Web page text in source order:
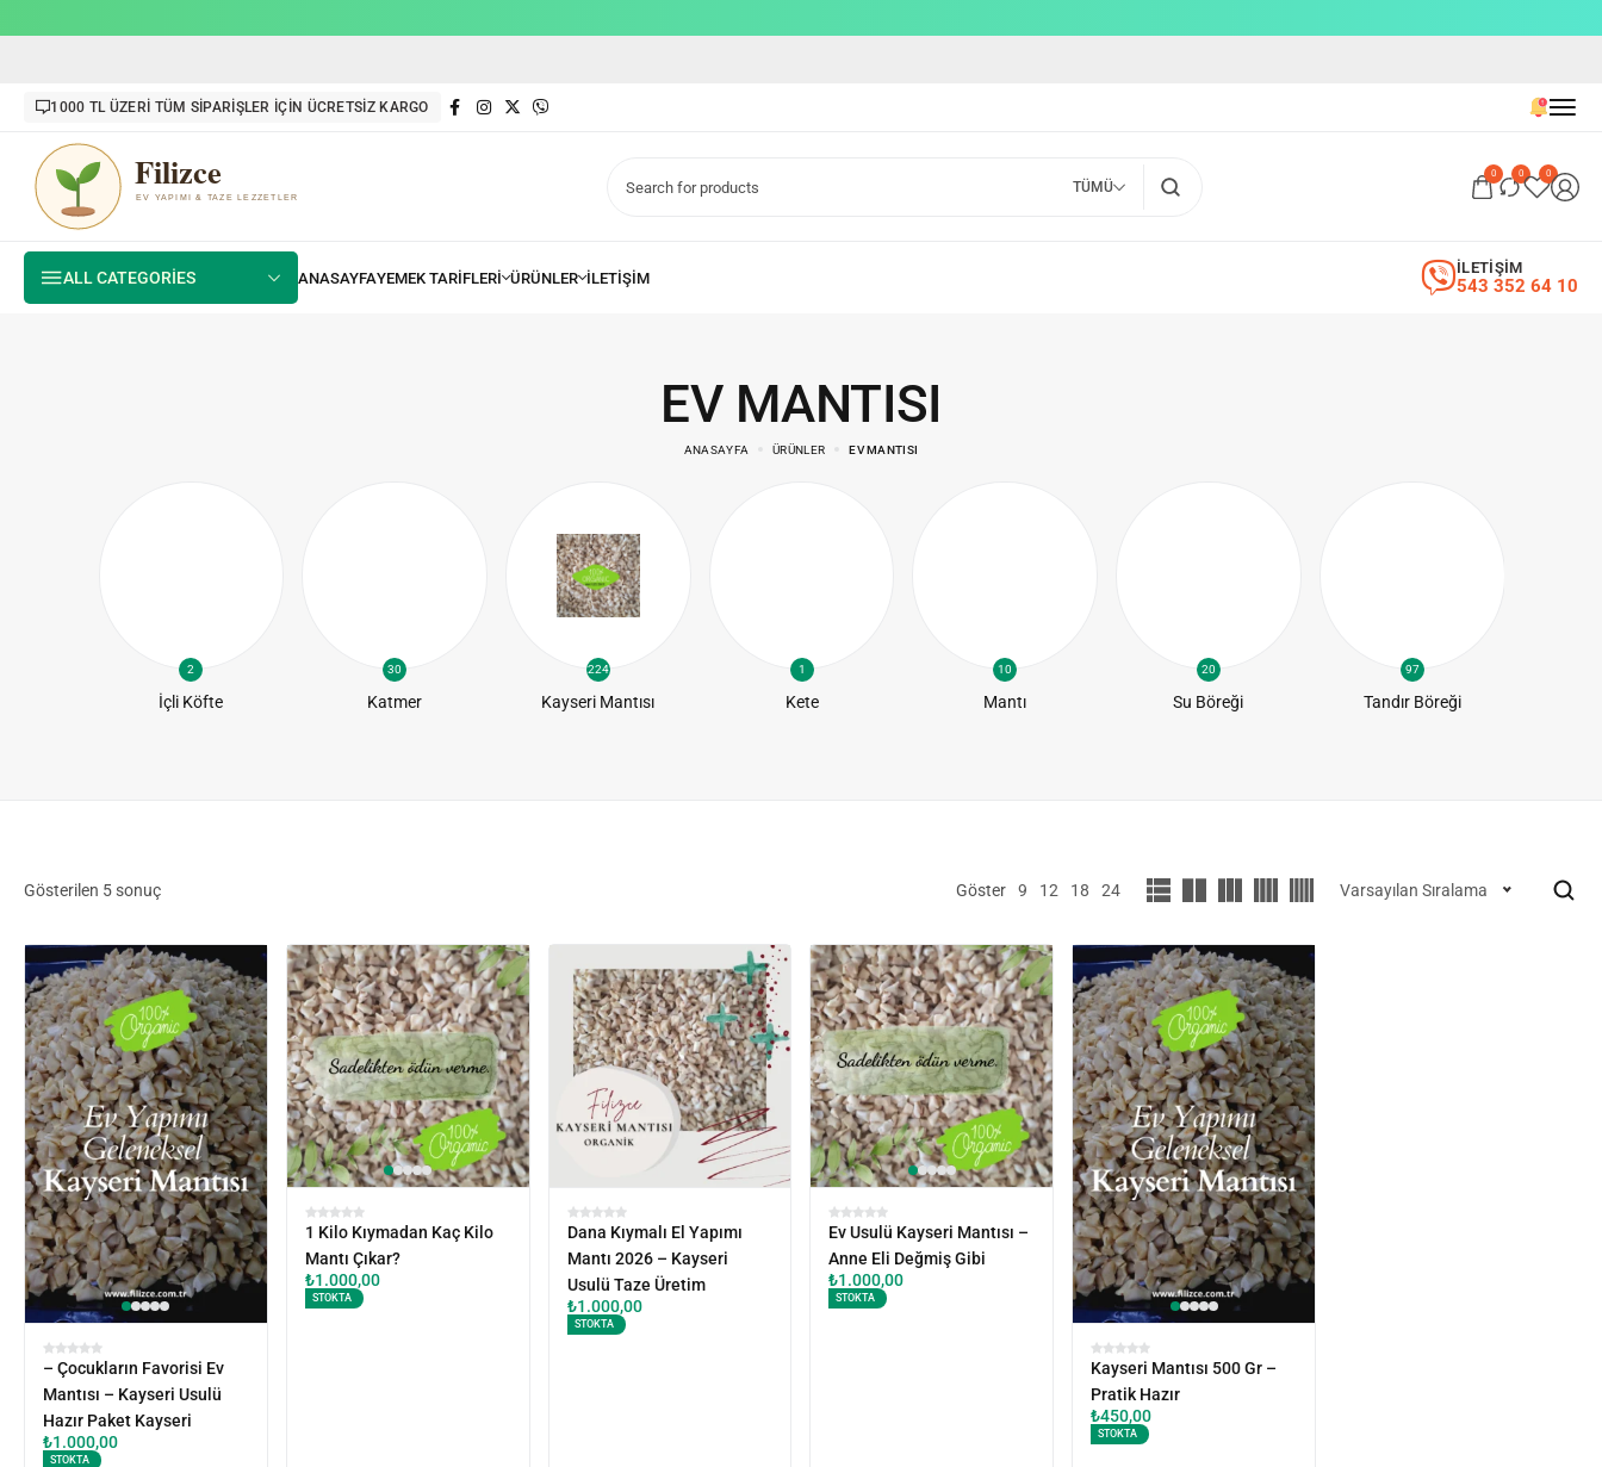
1000 TL ÜZERİ TÜM SİPARİŞLER İÇİN ÜCRETSİZ KARGO
TÜMÜ
0 0 0
ALL CATEGORIES 543 352 64 10
İLETİŞİM
EV MANTISI
ANASAYFA ÜRÜNLER EV MANTISI
2
İçli Köfte
30
Katmer
224
Kayseri Mantısı
1
Kete
10
Mantı
20
Su Böreği
97
Tandır Böreği
Gösterilen 5 sonuç Göster 9 12 18 24 Varsayılan Sıralama
– Çocukların Favorisi Ev
Mantısı – Kayseri Usulü
Hazır Paket Kayseri
₺1.000,00
STOKTA
1 Kilo Kıymadan Kaç Kilo
Mantı Çıkar?
₺1.000,00
STOKTA
Dana Kıymalı El Yapımı
Mantı 2026 – Kayseri
Usulü Taze Üretim
₺1.000,00
STOKTA
Ev Usulü Kayseri Mantısı –
Anne Eli Değmiş Gibi
₺1.000,00
STOKTA
Kayseri Mantısı 500 Gr –
Pratik Hazır
₺450,00
STOKTA